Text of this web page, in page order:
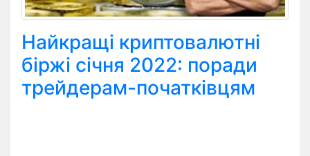
Найкращі криптовалютні
біржі січня 2022: поради
трейдерам-початківцям